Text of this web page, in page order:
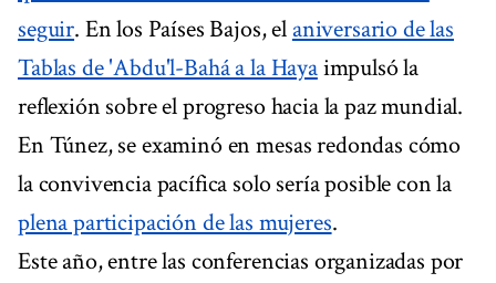
seguir. En los Países Bajos, el aniversario de las
Tablas de 'Abdu'l-Bahá a la Hayaimpulsó la
reflexión sobre el progreso hacia la paz mundial.
En Túnez, se examinó en mesas redondas cómo
la convivencia pacífica solo sería posible con la
plena participación de las mujeres.
Este año, entre las conferencias organizadas por